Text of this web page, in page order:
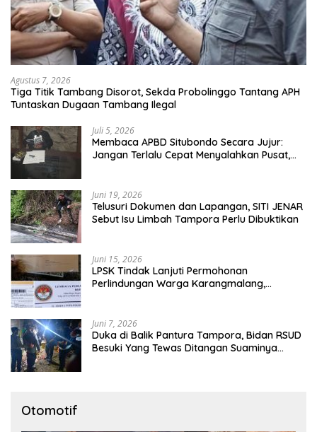
Agustus 7, 2026
Tiga Titik Tambang Disorot, Sekda Probolinggo Tantang APH
Tuntaskan Dugaan Tambang Ilegal
Juli 5, 2026
Membaca APBD Situbondo Secara Jujur:
Jangan Terlalu Cepat Menyalahkan Pusat,
Juni 19, 2026
Telusuri Dokumen dan Lapangan, SITI JENAR
Sebut Isu Limbah Tampora Perlu Dibuktikan
Juni 15, 2026
LPSK Tindak Lanjuti Permohonan
Perlindungan Warga Karangmalang,
Juni 7, 2026
Duka di Balik Pantura Tampora, Bidan RSUD
Besuki Yang Tewas Ditangan Suaminya
Otomotif